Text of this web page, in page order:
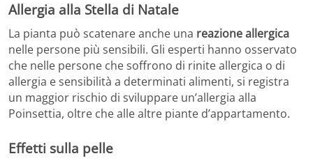
Allergia alla Stella di Natale
La pianta può scatenare anche una reazione allergica
nelle persone più sensibili. Gli esperti hanno osservato
che nelle persone che soffrono di rinite allergica o di
allergia e sensibilità a determinati alimenti, si registra
un maggior rischio di sviluppare un’allergia alla
Poinsettia, oltre che alle altre piante d’appartamento.
Effetti sulla pelle